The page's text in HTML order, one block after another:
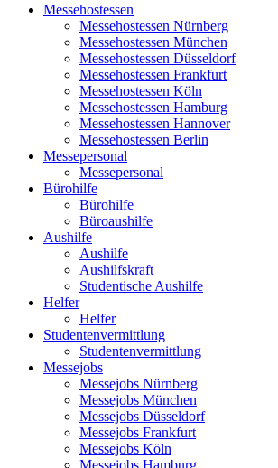
Messehostessen
Messehostessen Nürnberg
Messehostessen München
Messehostessen Düsseldorf
Messehostessen Frankfurt
Messehostessen Köln
Messehostessen Hamburg
Messehostessen Hannover
Messehostessen Berlin
Messepersonal
Messepersonal
Bürohilfe
Bürohilfe
Büroaushilfe
Aushilfe
Aushilfe
Aushilfskraft
Studentische Aushilfe
Helfer
Helfer
Studentenvermittlung
Studentenvermittlung
Messejobs
Messejobs Nürnberg
Messejobs München
Messejobs Düsseldorf
Messejobs Frankfurt
Messejobs Köln
Messejobs Hamburg